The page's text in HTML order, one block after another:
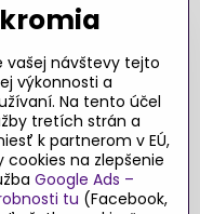
len
ktorí veria
hračiek s
vašej návštevy tejto
výkonnosti a
Na tento účel
tretích strán a
k partnerom v EÚ,
cookies na zlepšenie
Google Ads –
tu (Facebook,